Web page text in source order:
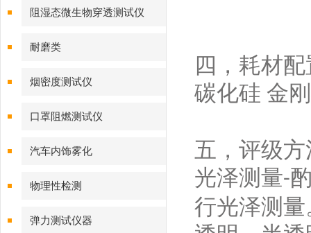
阻湿态微生物穿透测试仪
耐磨类
烟密度测试仪
口罩阻燃测试仪
汽车内饰雾化
物理性检测
弹力测试仪器
四，耗材配
碳化硅 金
五， 评级方
光泽测量-
行光泽测